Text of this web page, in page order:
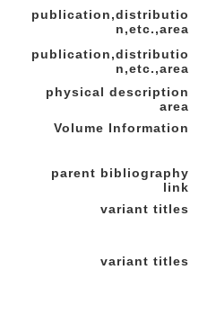
publication,distributio
n,etc.,area
publication,distributio
n,etc.,area
physical description
area
Volume Information
parent bibliography
link
variant titles
variant titles